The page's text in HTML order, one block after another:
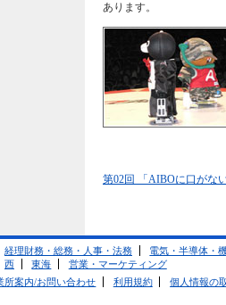
あります。
第02回 「AIBOに口がな
経理財務・総務・人事・法務
電気・半導体・
西
東海
営業・マーケティング
所案内/お問い合わせ 利用規約 個人情報の